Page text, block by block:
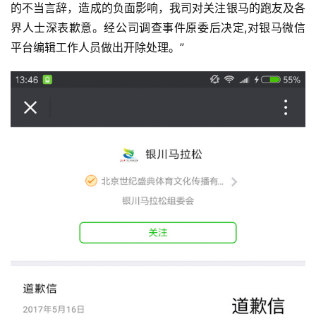
的不当言辞，造成的负面影响，我司对关注银马的跑友及各
界人士深表歉意。经公司调查事件原委后决定,对银马微信
平台编辑工作人员做出开除处理。”